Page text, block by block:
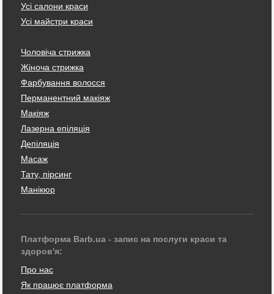
Усі салони краси
Усі майстри краси
Чоловіча стрижка
Жіноча стрижка
Фарбування волосся
Перманентний макіяж
Макіяж
Лазерна епіляція
Депіляція
Масаж
Тату, пірсинг
Манікюр
Платформа Barb.ua - запис на послуги краси та
здоров'я:
Про нас
Як працює платформа